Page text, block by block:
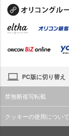
PC版に切り替え
禁無断複写転載
クッキーの使用について